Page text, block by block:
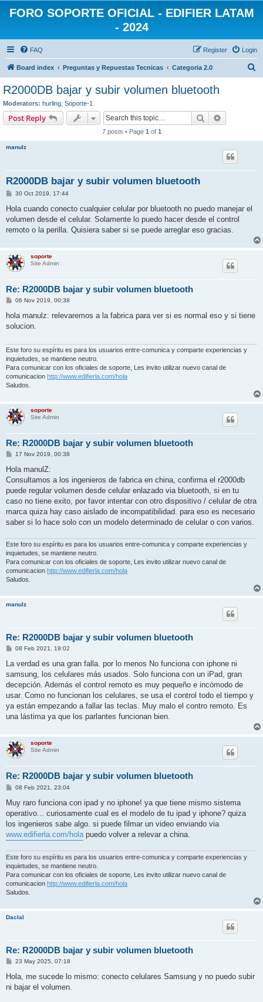
FORO SOPORTE OFICIAL - EDIFIER LATAM
- 2024
FAQ Login
Register
Board index Preguntas y Repuestas Tecnicas Categoria 2.0
R2000DB bajar y subir volumen bluetooth
Moderators: hurling Soporte-1
Post Reply Search
7 posts • Page 1 of 1
manulz
R2000DB bajar y subir volumen bluetooth
P
s
30 Oct 2019, 17:44
Hola cuando conecto cualquier celular por bluetooth no puedo manejar el
volumen desde el celular. Solamente lo puedo hacer desde el control
remoto o la perilla. Quisiera saber si se puede arreglar eso gracias.
soporte
Site Admin
Re: R2000DB bajar y subir volumen bluetooth
P
s
06 Nov 2019, 00:38
hola manulz: relevaremos a la fabrica para ver si es normal eso y si tiene
solucion.
Este foro su espíritu es para los usuarios entre-comunica y comparte experiencias y
inquietudes, se mantiene neutro.
Para comunicar con los oficiales de soporte, Les invito utilizar nuevo canal de
comunicacion http://www.edifierla.com/hola
Saludos.
soporte
Site Admin
Re: R2000DB bajar y subir volumen bluetooth
P
s
17 Nov 2019, 00:38
Hola manulZ:
Consultamos a los ingenieros de fabrica en china, confirma el r2000db
puede regular volumen desde celular enlazado via bluetooth, si en tu
caso no tiene exito, por favor intentar con otro dispositivo / celular de otra
marca quiza hay caso aislado de incompatibilidad. para eso es necesario
saber si lo hace solo con un modelo determinado de celular o con varios.
Este foro su espíritu es para los usuarios entre-comunica y comparte experiencias y
inquietudes, se mantiene neutro.
Para comunicar con los oficiales de soporte, Les invito utilizar nuevo canal de
comunicacion http://www.edifierla.com/hola
Saludos.
manulz
Re: R2000DB bajar y subir volumen bluetooth
P
s
08 Feb 2021, 19:02
La verdad es una gran falla. por lo menos No funciona con iphone ni
samsung, los celulares más usados. Solo funciona con un iPad, gran
decepción. Además el control remoto es muy pequeño e incómodo de
usar. Como no funcionan los celulares, se usa el control todo el tiempo y
ya están empezando a fallar las teclas. Muy malo el contro remoto. Es
una lástima ya que los parlantes funcionan bien.
soporte
Site Admin
Re: R2000DB bajar y subir volumen bluetooth
P
s
08 Feb 2021, 23:04
Muy raro funciona con ipad y no iphone! ya que tiene mismo sistema
operativo... curiosamente cual es el modelo de tu ipad y iphone? quiza
los ingenieros sabe algo. si puede filmar un video enviando via
www.edifierla.com/hola puedo volver a relevar a china.
Este foro su espíritu es para los usuarios entre-comunica y comparte experiencias y
inquietudes, se mantiene neutro.
Para comunicar con los oficiales de soporte, Les invito utilizar nuevo canal de
comunicacion http://www.edifierla.com/hola
Saludos.
Daclal
Re: R2000DB bajar y subir volumen bluetooth
P
s
23 May 2025, 07:18
Hola, me sucede lo mismo: conecto celulares Samsung y no puedo subir
ni bajar el volumen.